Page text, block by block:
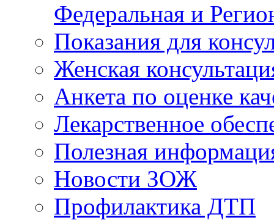
Федеральная и
Показания для
Женская
Анкета по оценке
Лекарственное
Полезная
Новости ЗОЖ
Профилактика ДТП